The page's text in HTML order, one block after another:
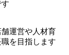
運営や人材育
を目指します